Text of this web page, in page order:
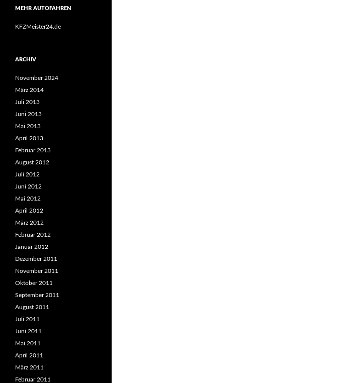
MEHR AUTOFAHREN
KFZMeister24.de
ARCHIV
November 2024
März 2014
Juli 2013
Juni 2013
Mai 2013
April 2013
Februar 2013
August 2012
Juli 2012
Juni 2012
Mai 2012
April 2012
März 2012
Februar 2012
Januar 2012
Dezember 2011
November 2011
Oktober 2011
September 2011
August 2011
Juli 2011
Juni 2011
Mai 2011
April 2011
März 2011
Februar 2011